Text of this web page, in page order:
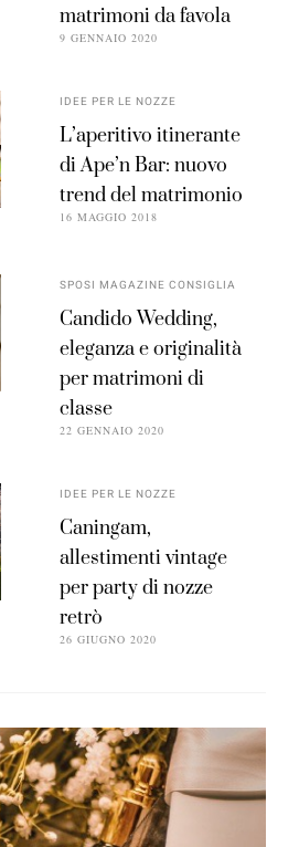
matrimoni da favola
9 GENNAIO 2020
IDEE PER LE NOZZE
L’aperitivo itinerante
di Ape’n Bar: nuovo
trend del matrimonio
16 MAGGIO 2018
SPOSI MAGAZINE CONSIGLIA
Candido Wedding,
eleganza e originalità
per matrimoni di
classe
22 GENNAIO 2020
IDEE PER LE NOZZE
Caningam,
allestimenti vintage
per party di nozze
retrò
26 GIUGNO 2020